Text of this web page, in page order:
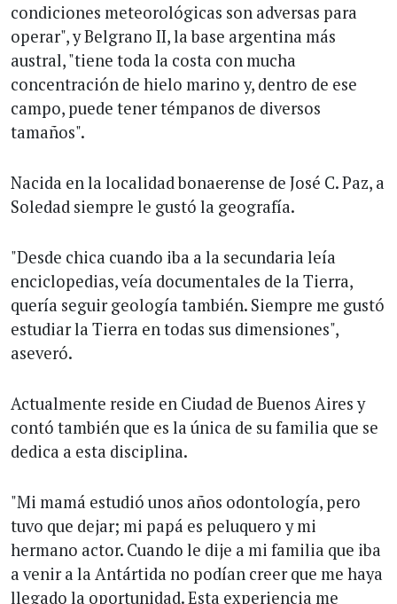
condiciones meteorológicas son adversas para
operar", y Belgrano II, la base argentina más
austral, "tiene toda la costa con mucha
concentración de hielo marino y, dentro de ese
campo, puede tener témpanos de diversos
tamaños".
Nacida en la localidad bonaerense de José C. Paz, a
Soledad siempre le gustó la geografía.
"Desde chica cuando iba a la secundaria leía
enciclopedias, veía documentales de la Tierra,
quería seguir geología también. Siempre me gustó
estudiar la Tierra en todas sus dimensiones",
aseveró.
Actualmente reside en Ciudad de Buenos Aires y
contó también que es la única de su familia que se
dedica a esta disciplina.
"Mi mamá estudió unos años odontología, pero
tuvo que dejar; mi papá es peluquero y mi
hermano actor. Cuando le dije a mi familia que iba
a venir a la Antártida no podían creer que me haya
llegado la oportunidad. Esta experiencia me